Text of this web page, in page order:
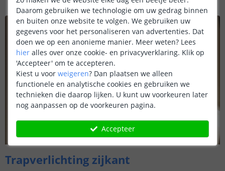
Trapverlichting zijkant
Daarom gebruiken we technologie om uw gedrag binnen
en buiten onze website te volgen. We gebruiken uw
gegevens voor het personaliseren van advertenties. Dat
doen we op een anonieme manier. Meer weten? Lees
hier alles over onze cookie- en privacyverklaring. Klik op
'Accepteer' om te accepteren.
Kiest u voor weigeren? Dan plaatsen we alleen
functionele en analytische cookies en gebruiken we
technieken die daarop lijken. U kunt uw voorkeuren later
nog aanpassen op de voorkeuren pagina.
Accepteer